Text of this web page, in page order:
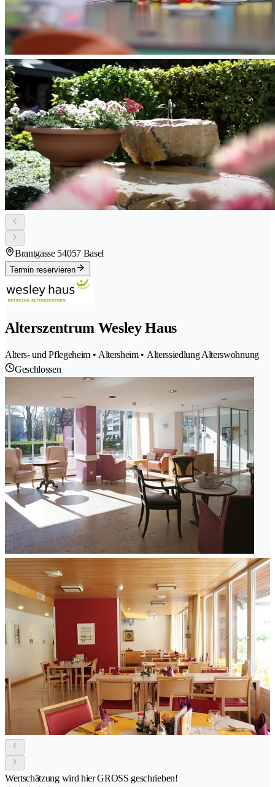
Brantgasse 54057 Basel
Termin reservieren
Alterszentrum Wesley Haus
Alters- und Pflegeheim • Altersheim • Alterssiedlung Alterswohnung
Geschlossen
Wertschätzung wird hier GROSS geschrieben!